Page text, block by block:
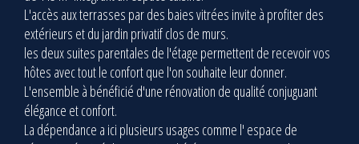
L'accès aux terrasses par des baies vitrées invite à profiter des
extérieurs et du jardin privatif clos de murs.
les deux suites parentales de l'étage permettent de recevoir vos
hôtes avec tout le confort que l'on souhaite leur donner.
L'ensemble à bénéficié d'une rénovation de qualité conjuguant
élégance et confort.
La dépendance a ici plusieurs usages comme l' espace de